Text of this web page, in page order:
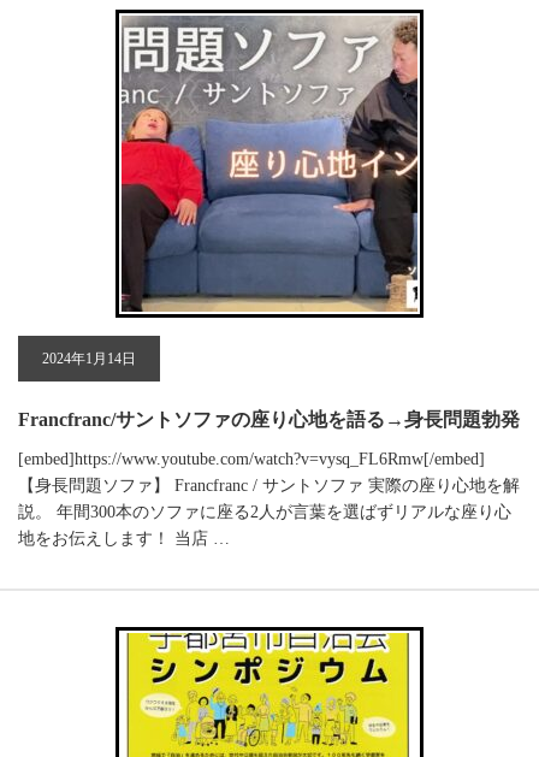
2024年1月14日
Francfranc/サントソファの座り心地を語る→身長問題勃発
[embed]https://www.youtube.com/watch?v=vysq_FL6Rmw[/embed]
【身長問題ソファ】 Francfranc / サントソファ 実際の座り心地を解
説。 年間300本のソファに座る2人が言葉を選ばずリアルな座り心
地をお伝えします！ 当店 …